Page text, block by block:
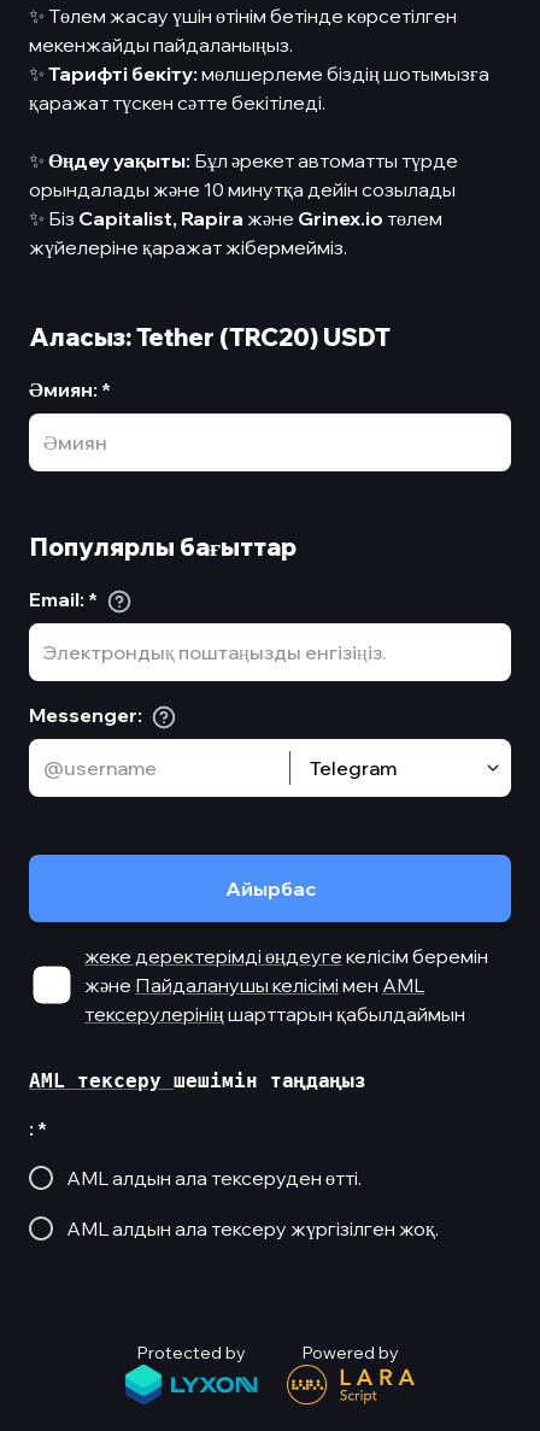
✨ Төлем жасау үшін өтінім бетінде көрсетілген
мекенжайды пайдаланыңыз.
✨ Тарифті бекіту: мөлшерлеме біздің шотымызға
қаражат түскен сәтте бекітіледі.
✨ Өңдеу уақыты: Бұл әрекет автоматты түрде
орындалады және 10 минутқа дейін созылады
✨ Біз Capitalist, Rapira және Grinex.io төлем
жүйелеріне қаражат жібермейміз.
Аласыз: Tether (TRC20) USDT
Әмиян: *
Популярлы бағыттар
Email: *
Messenger:
Telegram
Айырбас
жеке деректерімді өңдеуге келісім беремін
және Пайдаланушы келісімі мен AML
тексерулерініңшарттарын қабылдаймын
AML тексеру
: *
AML алдын ала тексеруден өтті.
AML алдын ала тексеру жүргізілген жоқ.
Protected by Powered by